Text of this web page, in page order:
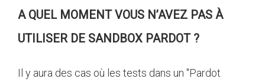
A QUEL MOMENT VOUS N’AVEZ PAS À
UTILISER DE SANDBOX PARDOT ?
Il y aura des cas où les tests dans un "Pardot